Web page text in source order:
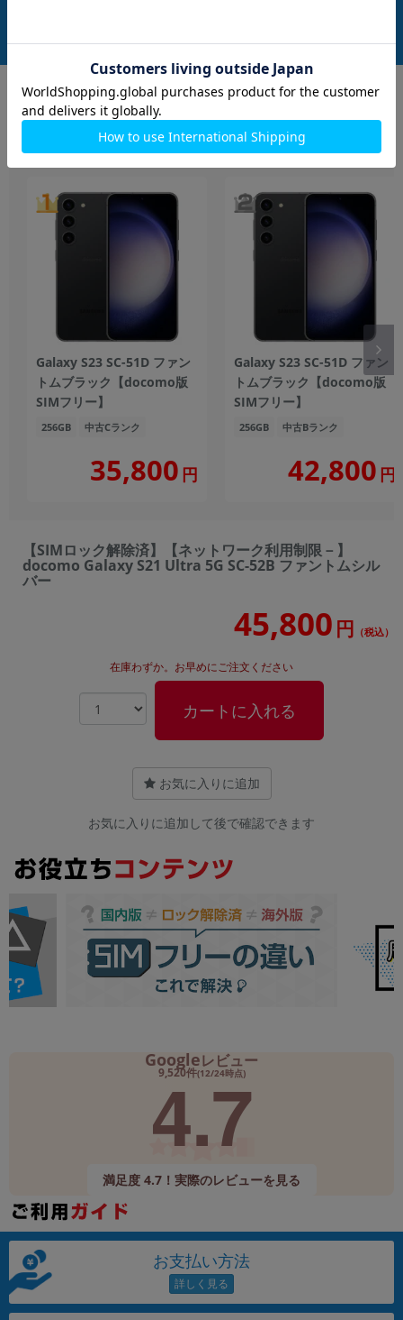
39,800 円 42,800 円
もっと見る
Galaxy S23 SC-51D ファン
トムブラック【docomo版
SIMフリー】
256GB 中古Cランク
35,800 円
Galaxy S23 SC-51D ファン
トムブラック【docomo版
SIMフリー】
256GB 中古Bランク
42,800 円
【SIMロック解除済】【ネットワーク利用制限－】
docomo Galaxy S21 Ultra 5G SC-52B ファントムシル
バー
45,800 円 （税込）
在庫わずか。お早めにご注文ください
カートに入れる
お気に入りに追加
お気に入りに追加して後で確認できます
Googleレビュー
9,520件(12/24時点)
4.7
満足度 4.7！実際のレビューを見る
お支払い方法